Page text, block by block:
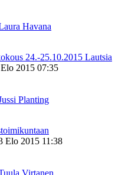
Havana
24.-25.10.2015 Lautsia
2015 07:35
Planting
Elo 2015 11:38
Virtanen